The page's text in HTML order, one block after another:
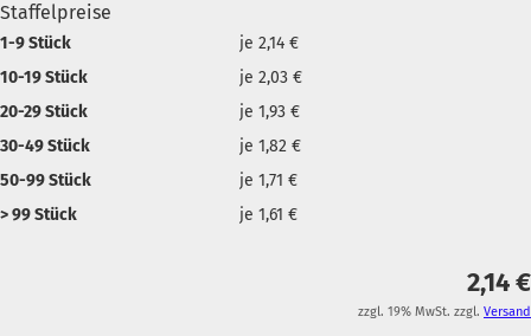
Staffelpreise
1-9 Stück
je 2,14 €
10-19 Stück
je 2,03 €
20-29 Stück
je 1,93 €
30-49 Stück
je 1,82 €
50-99 Stück
je 1,71 €
> 99 Stück
je 1,61 €
2,14 €
zzgl. 19% MwSt. zzgl. Versand